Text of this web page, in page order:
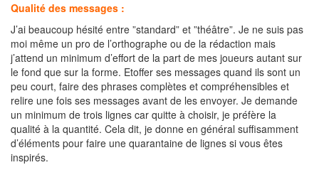
Qualité des messages :
J’ai beaucoup hésité entre ”standard” et ”théâtre”. Je ne suis pas
moi même un pro de l’orthographe ou de la rédaction mais
j’attend un minimum d’effort de la part de mes joueurs autant sur
le fond que sur la forme. Etoffer ses messages quand ils sont un
peu court, faire des phrases complètes et compréhensibles et
relire une fois ses messages avant de les envoyer. Je demande
un minimum de trois lignes car quitte à choisir, je préfère la
qualité à la quantité. Cela dit, je donne en général suffisamment
d’éléments pour faire une quarantaine de lignes si vous êtes
inspirés.